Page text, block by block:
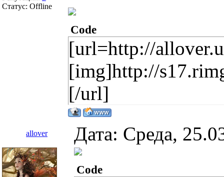
Статус: Offline
Code
[url=http://
[img]http://
[/url]
allover Дата: Среда,
Code